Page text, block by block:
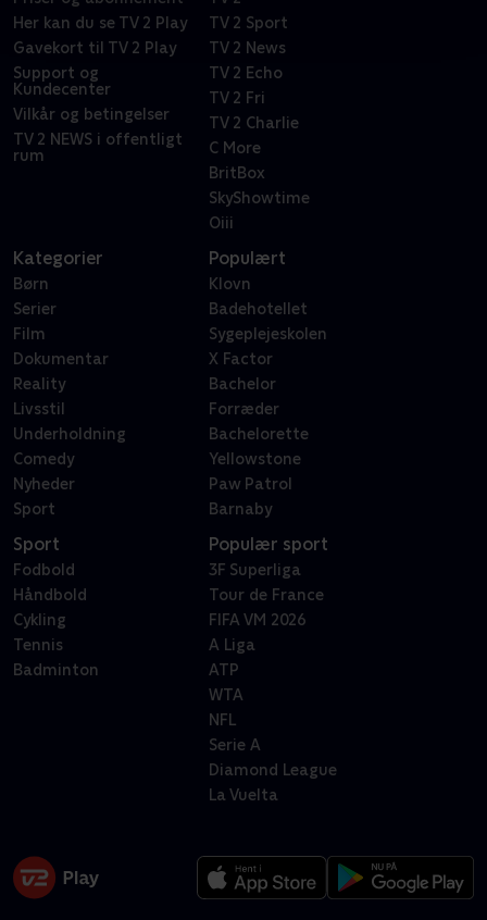
Her kan du se TV 2 Play
Gavekort til TV 2 Play
Support og
Kundecenter
Vilkår og betingelser
TV 2 NEWS i offentligt
rum
TV 2 Sport
TV 2 News
TV 2 Echo
TV 2 Fri
TV 2 Charlie
C More
BritBox
SkyShowtime
Oiii
Kategorier
Børn
Serier
Film
Dokumentar
Reality
Livsstil
Underholdning
Comedy
Nyheder
Sport
Populært
Klovn
Badehotellet
Sygeplejeskolen
X Factor
Bachelor
Forræder
Bachelorette
Yellowstone
Paw Patrol
Barnaby
Sport
Fodbold
Håndbold
Cykling
Tennis
Badminton
Populær sport
3F Superliga
Tour de France
FIFA VM 2026
A Liga
ATP
WTA
NFL
Serie A
Diamond League
La Vuelta